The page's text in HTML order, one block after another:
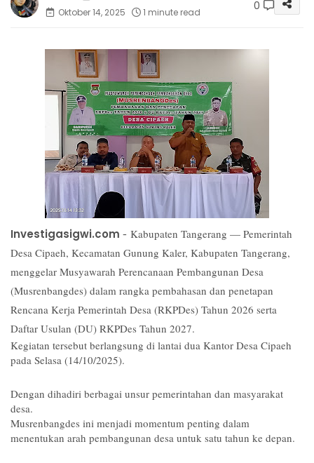
Oktober 14, 2025
1 minute read 0
Investigasigwi.com - Kabupaten Tangerang — Pemerintah
Desa Cipaeh, Kecamatan Gunung Kaler, Kabupaten Tangerang,
menggelar Musyawarah Perencanaan Pembangunan Desa
(Musrenbangdes) dalam rangka pembahasan dan penetapan
Rencana Kerja Pemerintah Desa (RKPDes) Tahun 2026 serta
Daftar Usulan (DU) RKPDes Tahun 2027.
Kegiatan tersebut berlangsung di lantai dua Kantor Desa Cipaeh
pada Selasa (14/10/2025).
Dengan dihadiri berbagai unsur pemerintahan dan masyarakat
desa.
Musrenbangdes ini menjadi momentum penting dalam
menentukan arah pembangunan desa untuk satu tahun ke depan.